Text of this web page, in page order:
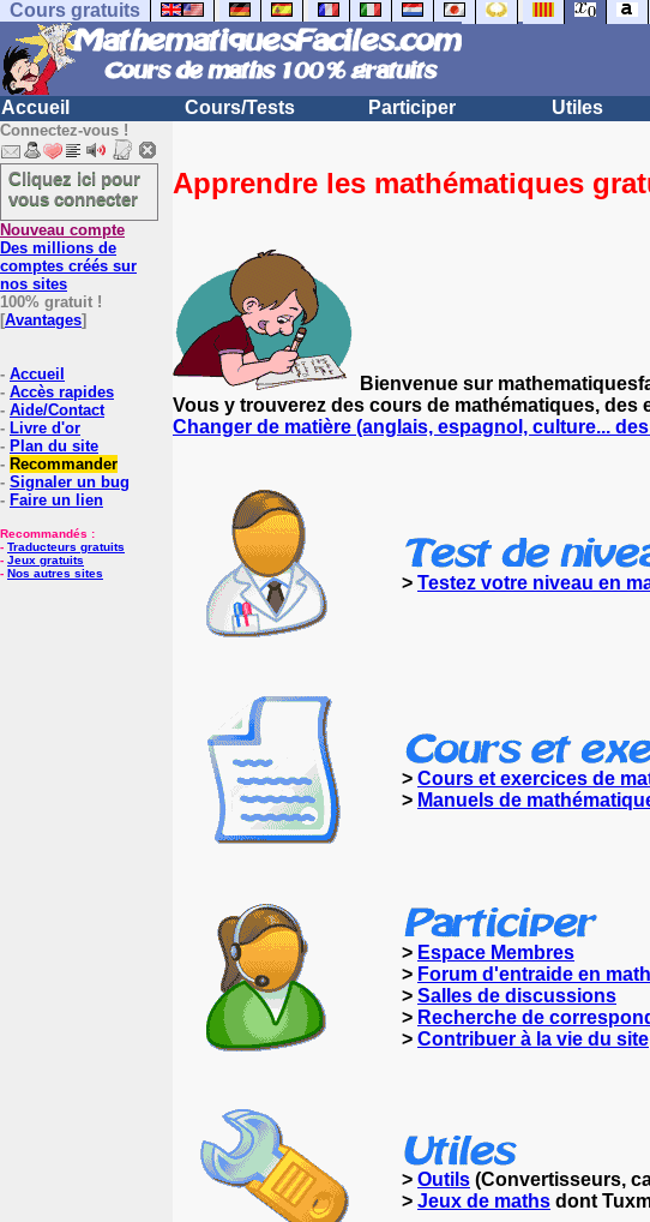
Cours gratuits
Accueil Cours/Tests Participer Utiles
Connectez-vous !
Cliquez ici pour
vous connecter
Nouveau compte
Des millions de
comptes créés sur
nos sites
100% gratuit !
[Avantages]
- Accueil
- Accès rapides
- Aide/Contact
- Livre d'or
- Plan du site
- Recommander
- Signaler un bug
- Faire un lien
Recommandés :
- Traducteurs gratuits
- Jeux gratuits
- Nos autres sites
Apprendre les mathématiques
Bienvenue sur
Vous y trouverez des cours de mathématiques,
Changer de matière (anglais, espagnol, culture...
> Testez votre niveau en
> Cours et exercices de
> Manuels de
> Espace Membres
> Forum d'entraide en
> Salles de discussions
> Recherche de
> Contribuer à la vie du site
> Outils (Convertisseurs,
> Jeux de maths dont